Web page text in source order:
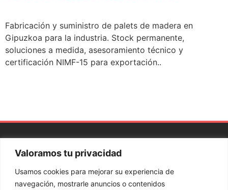
Valoramos tu privacidad
Usamos cookies para mejorar su experiencia de
navegación, mostrarle anuncios o contenidos
Fabricación y suministro de palets de madera en
Gipuzkoa para la industria. Stock permanente,
soluciones a medida, asesoramiento técnico y
certificación NIMF-15 para exportación..
Aviso
legal
Política
de
cookies
Política de
privacidad
de Información